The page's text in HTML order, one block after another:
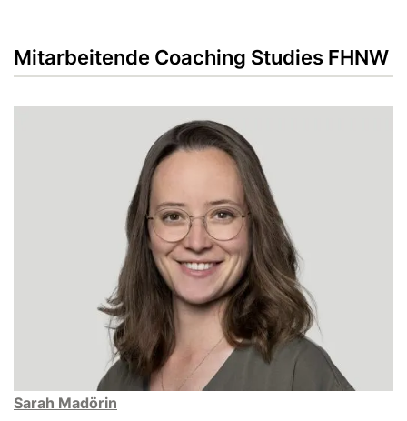
Mitarbeitende Coaching Studies FHNW
Sarah Madörin